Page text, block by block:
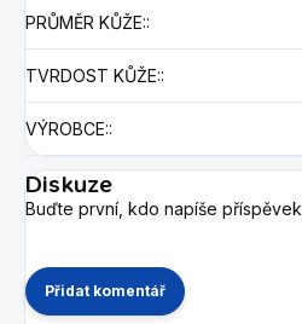
PRŮMĚR KŮŽE::
TVRDOST KŮŽE::
VÝROBCE::
Diskuze
Buďte první, kdo napíše
Přidat komentář